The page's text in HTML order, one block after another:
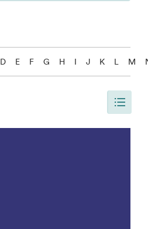
D E F G H I J K L M